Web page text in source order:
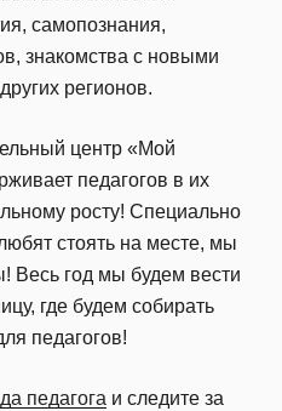
самопознания,
знакомства с новыми
регионов.
центр «Мой
педагогов в их
росту! Специально
стоять на месте, мы
Весь год мы будем вести
где будем собирать
педагогов!
педагога и следите за